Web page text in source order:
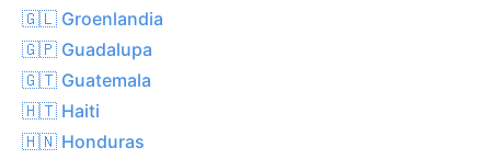
🇬🇱 Groenlandia
🇬🇵 Guadalupa
🇬🇹 Guatemala
🇭🇹 Haiti
🇭🇳 Honduras